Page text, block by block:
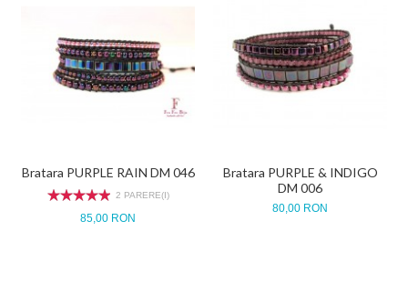
Bratara PURPLE RAIN DM 046
2 PARERE(I)
85,00 RON
Bratara PURPLE & INDIGO
DM 006
80,00 RON